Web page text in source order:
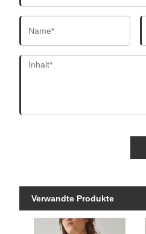
Verwandte Produkte